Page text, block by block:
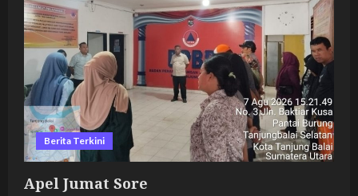
Berita Terkini
Apel Jumat Sore